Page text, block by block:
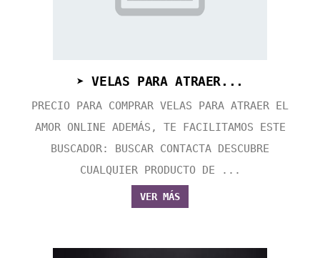
➤ VELAS PARA ATRAER...
PRECIO PARA COMPRAR VELAS PARA ATRAER EL
AMOR ONLINE ADEMÁS, TE FACILITAMOS ESTE
BUSCADOR: BUSCAR CONTACTA DESCUBRE
CUALQUIER PRODUCTO DE ...
VER MÁS